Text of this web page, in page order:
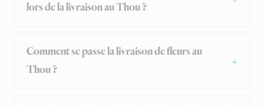
lors de la livraison au Thou ?
Comment se passe la livraison de fleurs au
Thou ?